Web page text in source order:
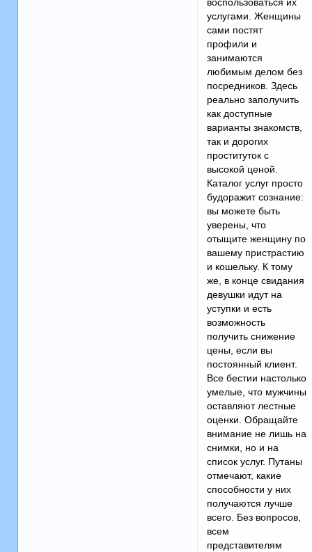
воспользоваться их
услугами. Женщины
сами постят
профили и
занимаются
любимым делом без
посредников. Здесь
реально заполучить
как доступные
варианты знакомств,
так и дорогих
проституток с
высокой ценой.
Каталог услуг просто
будоражит сознание:
вы можете быть
уверены, что
отыщите женщину по
вашему пристрастию
и кошельку. К тому
же, в конце свидания
девушки идут на
уступки и есть
возможность
получить снижение
цены, если вы
постоянный клиент.
Все бестии настолько
умелые, что мужчины
оставляют лестные
оценки. Обращайте
внимание не лишь на
снимки, но и на
список услуг. Путаны
отмечают, какие
способности у них
получаются лучше
всего. Без вопросов,
всем
представителям